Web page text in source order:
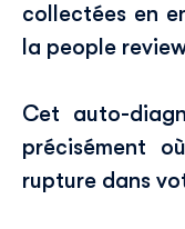
collectées en
la people
Cet auto-
précisément
rupture dans